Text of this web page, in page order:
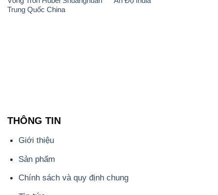
Chính sách và quy định chung
Tin tức
Liên hệ